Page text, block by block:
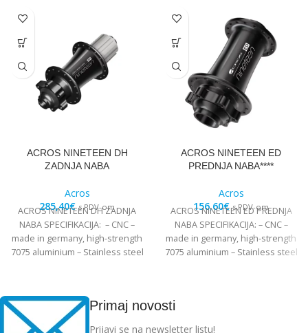
ACROS NINETEEN DH
ZADNJA NABA
Acros
285,40€ s PDV-om
ACROS NINETEEN DH ZADNJA
NABA SPECIFIKACIJA: – CNC –
made in germany, high-strength
7075 aluminium – Stainless steel
ACROS NINETEEN ED
PREDNJA NABA****
Acros
156,60€ s PDV-om
ACROS NINETEEN ED PREDNJA
NABA SPECIFIKACIJA: – CNC –
made in germany, high-strength
7075 aluminium – Stainless steel
Primaj novosti
Prijavi se na newsletter listu!